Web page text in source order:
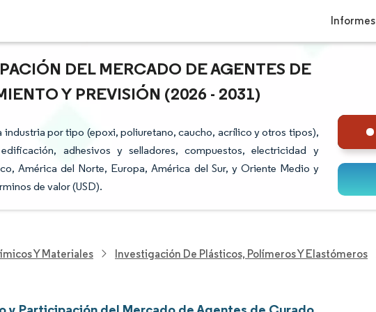
Informes
DEL MERCADO DE AGENTES DE
Y PREVISIÓN (2026 - 2031)
por tipo (epoxi, poliuretano, caucho, acrílico y otros tipos),
adhesivos y selladores, compuestos, electricidad y
América del Norte, Europa, América del Sur, y Oriente Medio y
de valor (USD).
Y Materiales Investigación De Plásticos, Polímeros Y Elastómeros